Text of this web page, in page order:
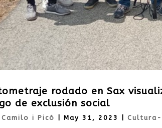
rodado en Sax
de exclusión social
Camilo i Picó May 31, 2023 Cultura-